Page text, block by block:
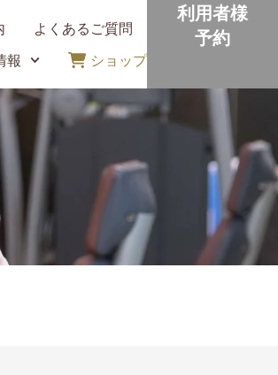
よくあるご質問
報
ショップ
利用者様
予約